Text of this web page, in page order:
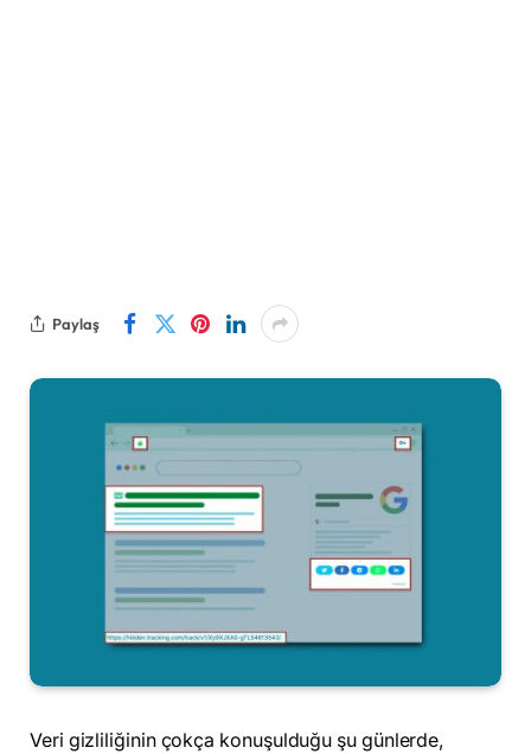
Paylaş
Veri gizliliğinin çokça konuşulduğu şu günlerde,